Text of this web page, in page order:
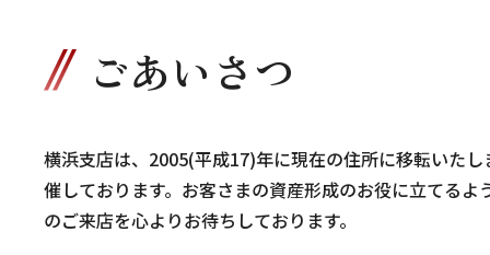
ごあいさつ
横浜支店は、2005(平成17)年に現在の住所に移転いた
催しております。お客さまの資産形成のお役に立てる
のご来店を心よりお待ちしております。